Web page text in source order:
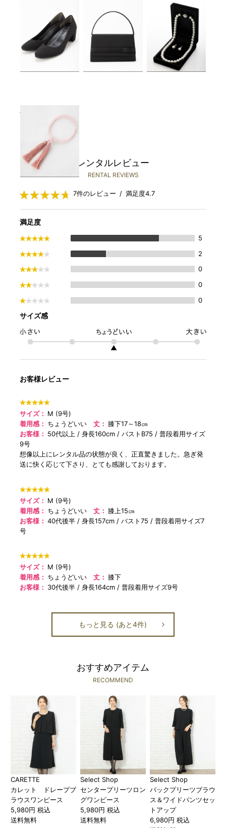
￥1,980(税込)～
￥3,480(税込)～
Select Shop
￥1,980(税込)～
Aimer
￥1,480(税込)～
レンタルレビュー
RENTAL REVIEWS
7件のレビュー / 満足度4.7
満足度
5
2
0
0
0
サイズ感
▲
お客様レビュー
サイズ： M (9号)
着用感： ちょうどいい 丈： 膝下17～18㎝
お客様： 50代以上 身長160cm バストB75
普段着用サイズ
9号
想像以上にレンタル品の状態が良く、正直驚きました。急ぎ発
送に快く応じて下さり、とても感謝しております。
サイズ： M (9号)
着用感： ちょうどいい 丈： 膝上15㎝
お客様：40代後半 身長157cm バスト75
普段着用サイズ7
号
サイズ： M (9号)
着用感： ちょうどいい 丈： 膝下
お客様： 30代後半 身長164cm 普段着用サイズ9号
もっと見る (あと4件)
おすすめアイテム
RECOMMEND
CARETTE
カレット ドレープブ
ラウスワンピース
5,980円 税込
送料無料
Select Shop
センタープリーツロン
グワンピース
5,980円 税込
送料無料
Select Shop
バックプリーツブラウ
ス＆ワイドパンツセッ
トアップ
6,980円 税込